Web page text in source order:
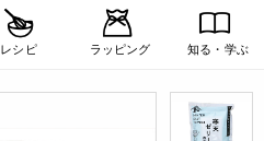
レシピ ラッピング 知る・学ぶ